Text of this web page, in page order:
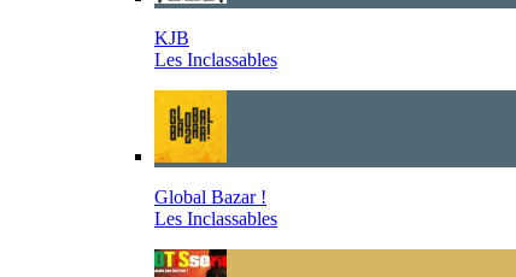
KJB
Les Inclassables
Global Bazar !
Les Inclassables